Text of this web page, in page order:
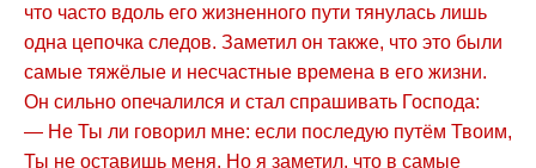
что часто вдоль его жизненного пути тянулась лишь
одна цепочка следов. Заметил он также, что это были
самые тяжёлые и несчастные времена в его жизни.
Он сильно опечалился и стал спрашивать Господа:
— Не Ты ли говорил мне: если последую путём Твоим,
Ты не оставишь меня. Но я заметил, что в самые